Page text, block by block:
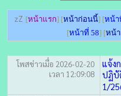
zZ [หน้าแรก] [หน้าก่อนนี้] [หน้า
[หน้าที่ 58] [หน้
โพสข่าวเมื่อ 2026-02-20
เวลา 12:09:08
แจ้ง
ปฏิบั
1/